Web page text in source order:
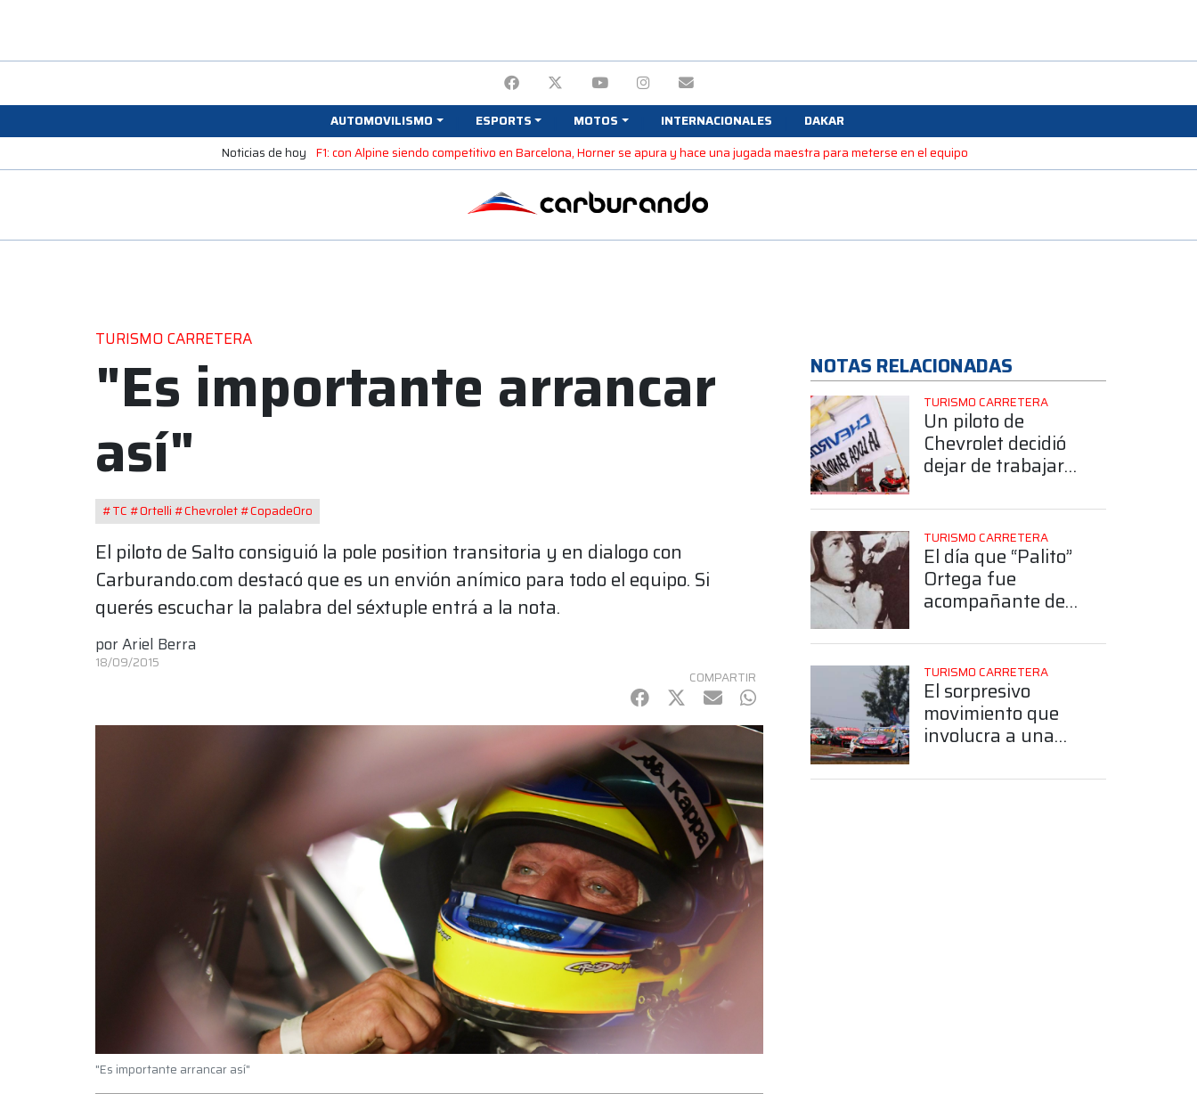
AUTOMOVILISMO ESPORTS MOTOS INTERNACIONALES
DAKAR
Noticias de hoy F1: con Alpine siendo competitivo en Barcelona, Horner se apura y hace una jugada maestra para meterse en el equipo
TURISMO CARRETERA
"Es importante arrancar
así"
#TC #Ortelli #Chevrolet #CopadeOro
El piloto de Salto consiguió la pole position transitoria y en dialogo con
Carburando.com destacó que es un envión anímico para todo el equipo. Si
querés escuchar la palabra del séxtuple entrá a la nota.
porAriel Berra
18/09/2015
COMPARTIR
Facebook
Twitter
mail WhatsApp
"Es importante arrancar así"
NOTAS RELACIONADAS
TURISMO CARRETERA
Un piloto de
Chevrolet decidió
dejar de trabajar
y fue a buscar al
motorista de
Agustín Canapino
TURISMO CARRETERA
El día que “Palito”
Ortega fue
acompañante de
TURISMO CARRETERA
El sorpresivo
movimiento que
involucra a una
se conocería en los